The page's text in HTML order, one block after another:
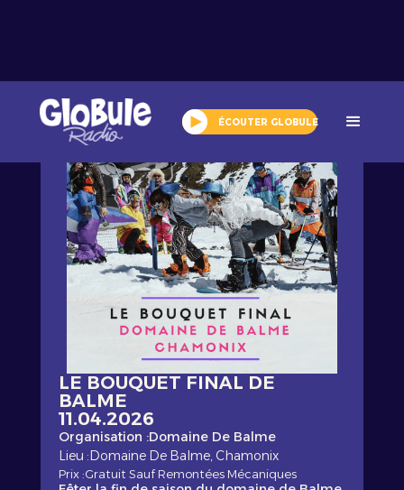
ÉCOUTER GLOBULE
Tout l'agenda
LE BOUQUET FINAL DE
BALME
11.04.2026
Organisation :Domaine De Balme
Lieu :Domaine De Balme, Chamonix
Prix :Gratuit Sauf Remontées Mécaniques